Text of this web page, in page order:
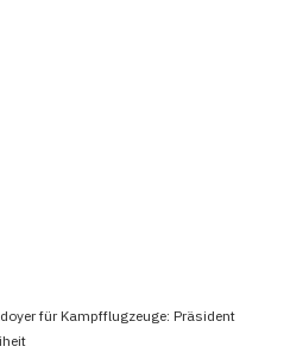
für Kampfflugzeuge: Präsident